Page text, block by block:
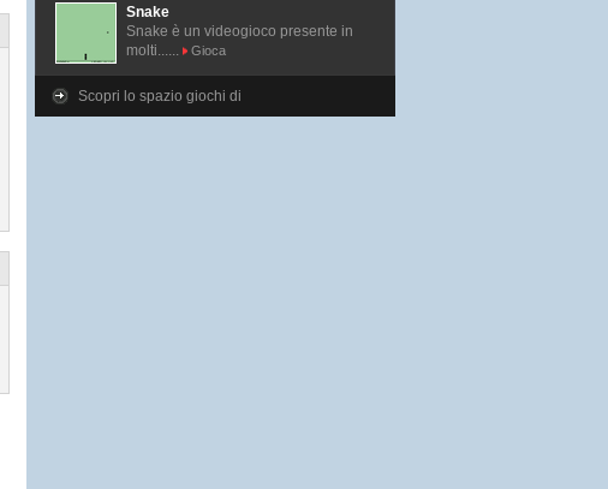
Snake
Snake è un videogioco presente in
molti......
Gioca
Scopri lo spazio giochi di